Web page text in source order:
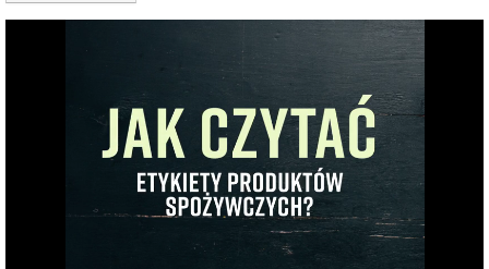
Wykres składu produktu
Pozostałe (10%)
30.7%